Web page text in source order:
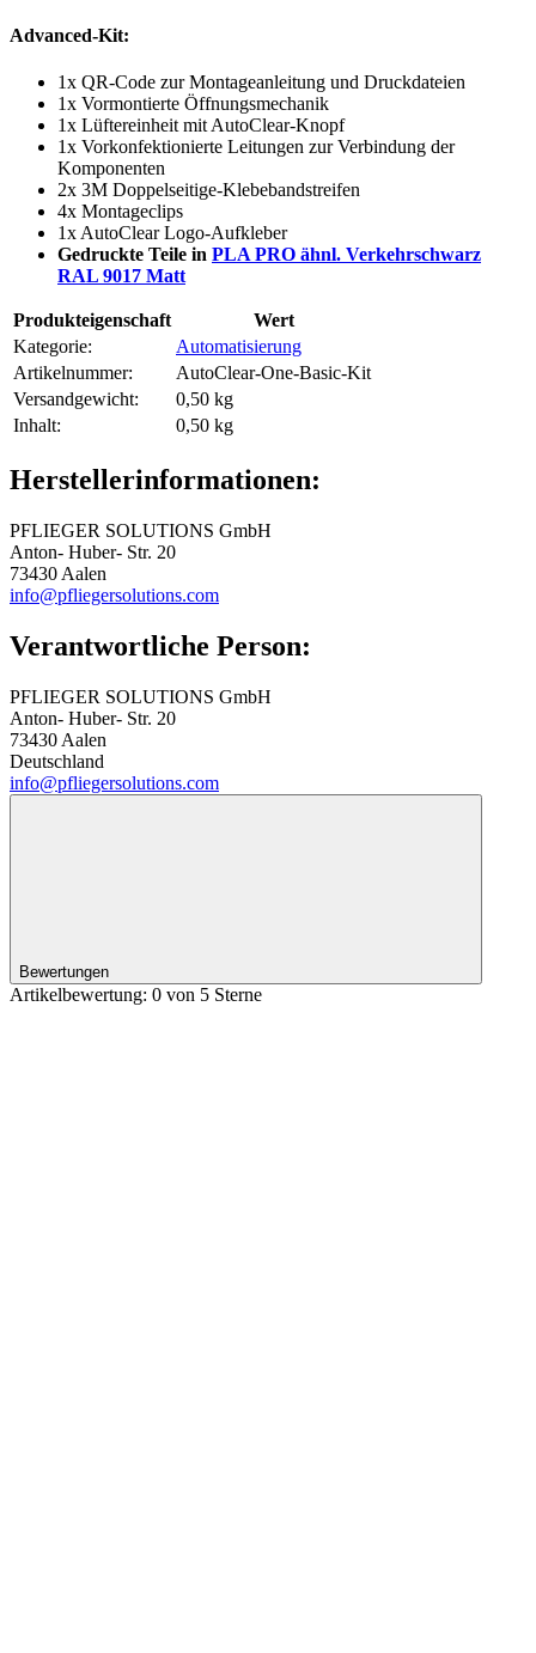
Advanced-Kit:
1x QR-Code zur Montageanleitung und Druckdateien
1x Vormontierte Öffnungsmechanik
1x Lüftereinheit mit AutoClear-Knopf
1x Vorkonfektionierte Leitungen zur Verbindung der
Komponenten
2x 3M Doppelseitige-Klebebandstreifen
4x Montageclips
1x AutoClear Logo-Aufkleber
Gedruckte Teile in PLA PRO ähnl. Verkehrschwarz
RAL 9017 Matt
Produkteigenschaft
Wert
Kategorie:
Automatisierung
Artikelnummer:
AutoClear-One-Basic-Kit
Versandgewicht‍:
0,50 kg
Inhalt‍:
0,50 kg
Herstellerinformationen:
PFLIEGER SOLUTIONS GmbH
Anton- Huber- Str. 20
73430 Aalen
info@pfliegersolutions.com
Verantwortliche Person:
PFLIEGER SOLUTIONS GmbH
Anton- Huber- Str. 20
73430 Aalen
Deutschland
info@pfliegersolutions.com
Bewertungen
Artikelbewertung: 0 von 5 Sterne